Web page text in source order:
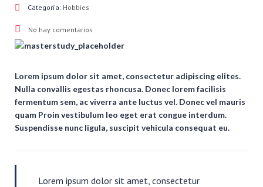
Categoría: Hobbies
No hay comentarios
Lorem ipsum dolor sit amet, consectetur adipiscing elites.
Nulla convallis egestas rhoncusa. Donec lorem facilisis
fermentum sem, ac viverra ante luctus vel. Donec vel mauris
quam Proin vestibulum leo eget erat congue interdum.
Suspendisse nunc ligula, suscipit vehicula consequat eu.
Lorem ipsum dolor sit amet, consectetur